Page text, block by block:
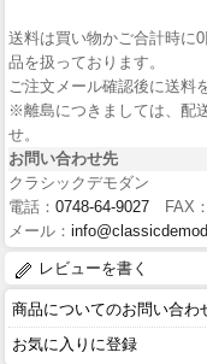
送料は買い物かご合計時に
品を扱っております。
ご注文メール確認後に送料
※離島につきましては、配
せ。
お問い合わせ先
クラシックデモダン
電話： 0748-64-9027 FAX
メール：
レビューを書く
商品についてのお問い合わ
お気に入りに登録